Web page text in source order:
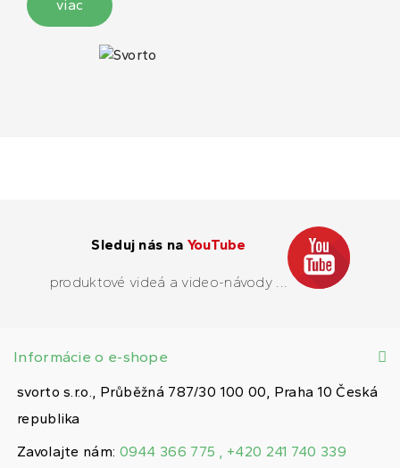
viac
Sleduj nás na YouTube
produktové videá a video-návody ...
Informácie o e-shope
svorto s.r.o., Průběžná 787/30 100 00, Praha 10 Česká
republika
Zavolajte nám: 0944 366 775 , +420 241 740 339